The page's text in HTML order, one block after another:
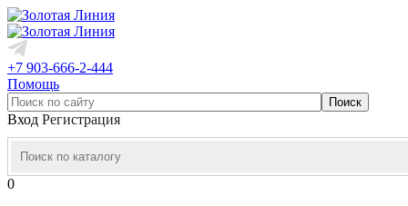
+7 903-666-2-444
Помощь
Вход Регистрация
0